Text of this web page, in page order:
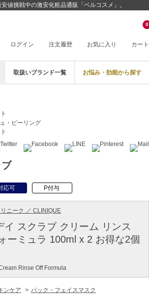
値挑戦中の激安化粧品通販「ベルコスメ」。
ログイン 注文履歴 お気に入り カート
0
取扱いブランド一覧 お悩み・効能から探す
・ピーリング
応可 P付与
ニーク ／ CLINIQUE
イ スクラブ クリーム リンス
ーミュラ 100ml x 2 お得な2個
Rinse Off Formula
ンケア
パック・フェイスマスク